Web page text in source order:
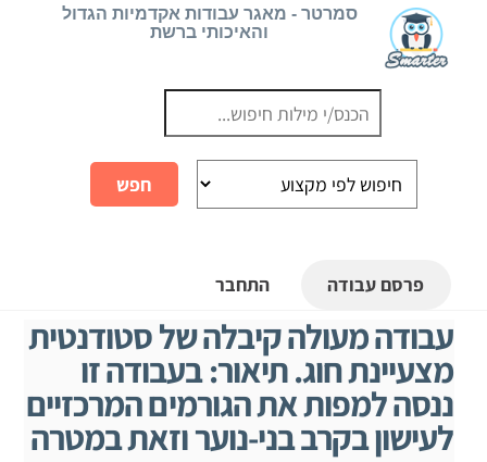
סמרטר - מאגר עבודות אקדמיות הגדול
והאיכותי ברשת
פרסם עבודה התחבר
עבודה מעולה קיבלה של סטודנטית
מצעיינת חוג. תיאור: בעבודה זו
ננסה למפות את הגורמים המרכזיים
לעישון בקרב בני-נוער וזאת במטרה